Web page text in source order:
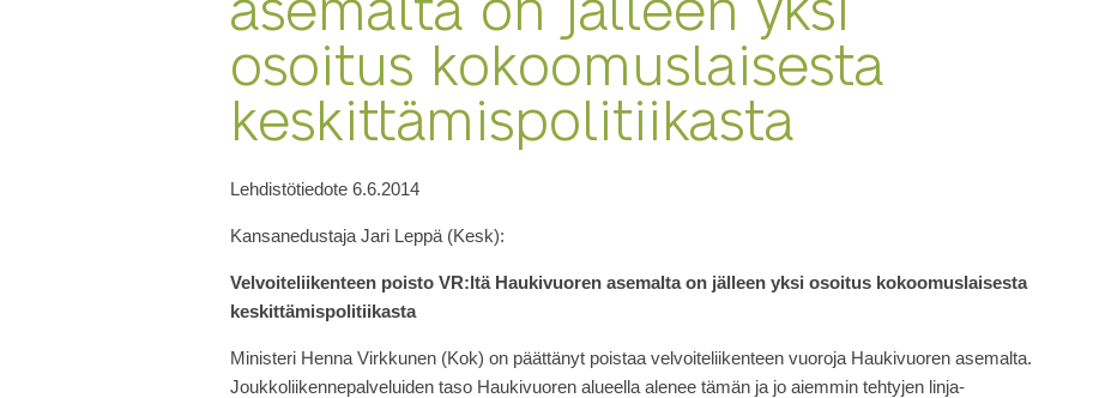
osoitus kokoomuslaisesta
keskittämispolitiikasta
Lehdistötiedote 6.6.2014
Kansanedustaja Jari Leppä (Kesk):
Velvoiteliikenteen poisto VR:ltä Haukivuoren asemalta on jälleen yksi osoitus kokoomuslaisesta
keskittämispolitiikasta
Ministeri Henna Virkkunen (Kok) on päättänyt poistaa velvoiteliikenteen vuoroja Haukivuoren asemalta.
Joukkoliikennepalveluiden taso Haukivuoren alueella alenee tämän ja jo aiemmin tehtyjen linja-